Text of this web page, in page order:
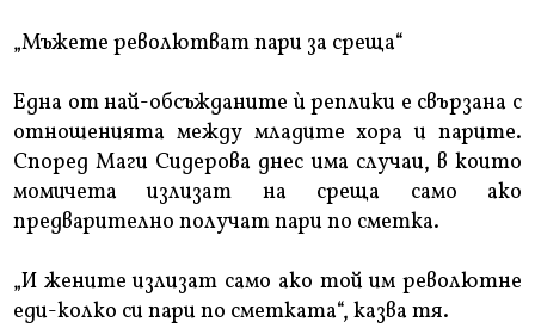
„Мъжете револютват пари за среща“
Една от най-обсъжданите ѝ реплики е свързана с
отношенията между младите хора и парите.
Според Маги Сидерова днес има случаи, в които
момичета излизат на среща само ако
предварително получат пари по сметка.
„И жените излизат само ако той им револютне
еди-колко си пари по сметката“, казва тя.